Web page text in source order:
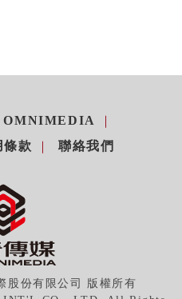
OMNIMEDIA
條款
聯絡我們
股份有限公司 版權所有